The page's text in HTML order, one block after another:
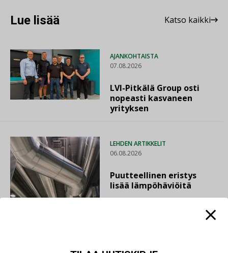
Lue lisää Katso kaikki
AJANKOHTAISTA
07.08.2026
LVI-Pitkälä Group osti
nopeasti kasvaneen
yrityksen
LEHDEN ARTIKKELIT
06.08.2026
Puutteellinen eristys
lisää lämpöhäviöitä